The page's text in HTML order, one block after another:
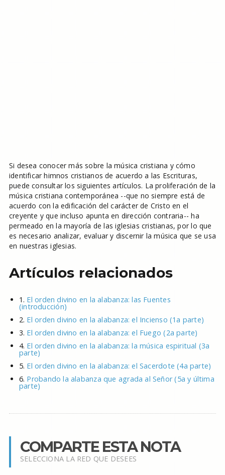
Si desea conocer más sobre la música cristiana y cómo
identificar himnos cristianos de acuerdo a las Escrituras,
puede consultar los siguientes artículos. La proliferación de la
música cristiana contemporánea --que no siempre está de
acuerdo con la edificación del carácter de Cristo en el
creyente y que incluso apunta en dirección contraria-- ha
permeado en la mayoría de las iglesias cristianas, por lo que
es necesario analizar, evaluar y discernir la música que se usa
en nuestras iglesias.
Artículos relacionados
1. El orden divino en la alabanza: las Fuentes
(introducción)
2. El orden divino en la alabanza: el Incienso (1a parte)
3. El orden divino en la alabanza: el Fuego (2a parte)
4. El orden divino en la alabanza: la música espiritual (3a
parte)
5. El orden divino en la alabanza: el Sacerdote (4a parte)
6. Probando la alabanza que agrada al Señor (5a y última
parte)
COMPARTE ESTA NOTA
SELECCIONA LA RED QUE DESEES